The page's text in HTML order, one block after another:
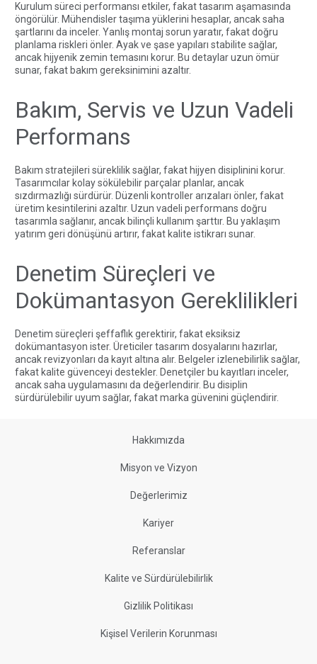
Kurulum süreci performansı etkiler, fakat tasarım aşamasında
öngörülür. Mühendisler taşıma yüklerini hesaplar, ancak saha
şartlarını da inceler. Yanlış montaj sorun yaratır, fakat doğru
planlama riskleri önler. Ayak ve şase yapıları stabilite sağlar,
ancak hijyenik zemin temasını korur. Bu detaylar uzun ömür
sunar, fakat bakım gereksinimini azaltır.
Bakım, Servis ve Uzun Vadeli
Performans
Bakım stratejileri süreklilik sağlar, fakat hijyen disiplinini korur.
Tasarımcılar kolay sökülebilir parçalar planlar, ancak
sızdırmazlığı sürdürür. Düzenli kontroller arızaları önler, fakat
üretim kesintilerini azaltır. Uzun vadeli performans doğru
tasarımla sağlanır, ancak bilinçli kullanım şarttır. Bu yaklaşım
yatırım geri dönüşünü artırır, fakat kalite istikrarı sunar.
Denetim Süreçleri ve
Dokümantasyon Gereklilikleri
Denetim süreçleri şeffaflık gerektirir, fakat eksiksiz
dokümantasyon ister. Üreticiler tasarım dosyalarını hazırlar,
ancak revizyonları da kayıt altına alır. Belgeler izlenebilirlik sağlar,
fakat kalite güvenceyi destekler. Denetçiler bu kayıtları inceler,
ancak saha uygulamasını da değerlendirir. Bu disiplin
sürdürülebilir uyum sağlar, fakat marka güvenini güçlendirir.
Hakkımızda
Misyon ve Vizyon
Değerlerimiz
Kariyer
Referanslar
Kalite ve Sürdürülebilirlik
Gizlilik Politikası
Kişisel Verilerin Korunması